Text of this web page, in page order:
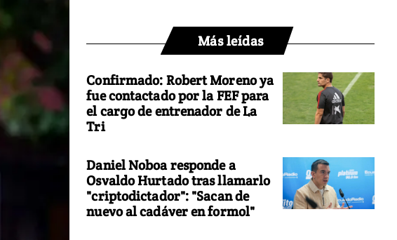
Más leídas
Confirmado: Robert Moreno ya
fue contactado por la FEF para
el cargo de entrenador de La
Tri
Daniel Noboa responde a
Osvaldo Hurtado tras llamarlo
"criptodictador": "Sacan de
nuevo al cadáver en formol"